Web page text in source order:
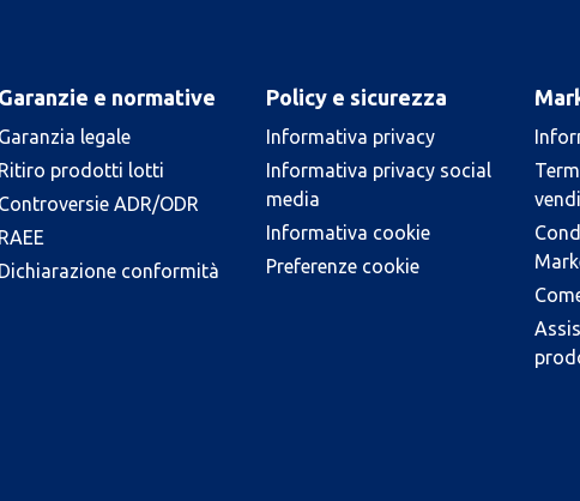
Garanzie e normative
Garanzia legale
Ritiro prodotti lotti
Controversie ADR/ODR
RAEE
Dichiarazione conformità
Policy e sicurezza
Informativa privacy
Informativa privacy social
media
Informativa cookie
Preferenze cookie